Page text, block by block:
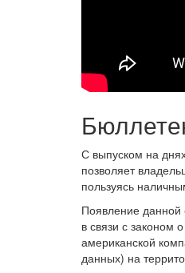
С выпуском на
позволяет
пользуясь
Появление данной
в связи с законом
американской
данных) на